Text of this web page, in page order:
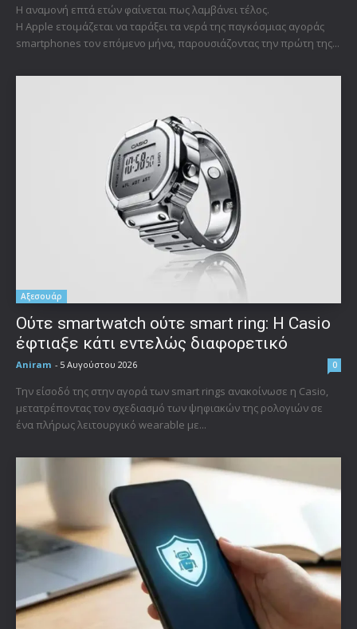
Η αναμονή επτά ετών φαίνεται πως λαμβάνει τέλος.
Η Apple ετοιμάζεται να ταράξει τα νερά της παγκόσμιας αγοράς
smartphones τον επόμενο μήνα, παρουσιάζοντας την πρώτη της...
Αξεσουάρ
Ούτε smartwatch ούτε smart ring: Η Casio
έφτιαξε κάτι εντελώς διαφορετικό
Aniram - 5 Αυγούστου 2026 0
Την είσοδό της στην αγορά των smart rings ανακοίνωσε η Casio,
μετατρέποντας τον σχεδιασμό των ψηφιακών της ρολογιών σε
ένα πλήρως λειτουργικό wearable με...